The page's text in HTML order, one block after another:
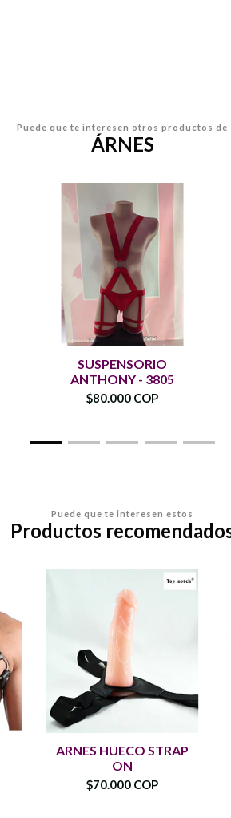
Puede que te interesen otros productos de
ÁRNES
SUSPENSORIO
ANTHONY - 3805
$80.000 COP
Puede que te interesen estos
Productos
ARNES HUECO STRAP
ON
$70.000 COP